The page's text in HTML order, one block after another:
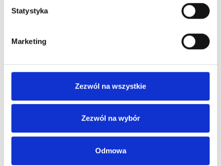
Statystyka
Marketing
Zezwól na wszystkie
Zezwól na wybór
Odmowa